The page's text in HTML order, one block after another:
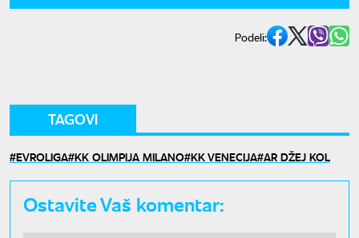
Podeli:
TAGOVI
EVROLIGA KK OLIMPIJA MILANO KK VENECIJA AR DŽEJ KOL
Ostavite Vaš komentar: